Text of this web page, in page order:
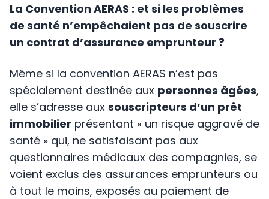
La Convention AERAS : et si les problèmes
de santé n’empêchaient pas de souscrire
un contrat d’assurance emprunteur ?
Même si la convention AERAS n’est pas
spécialement destinée aux personnes âgées,
elle s’adresse aux souscripteurs d’un prêt
immobilier présentant « un risque aggravé de
santé » qui, ne satisfaisant pas aux
questionnaires médicaux des compagnies, se
voient exclus des assurances emprunteurs ou
à tout le moins, exposés au paiement de